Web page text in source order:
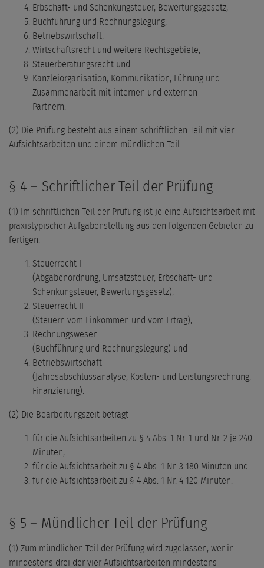
Erbschaft- und Schenkungsteuer, Bewertungsgesetz,
Buchführung und Rechnungslegung,
Betriebswirtschaft,
Wirtschaftsrecht und weitere Rechtsgebiete,
Steuerberatungsrecht und
Kanzleiorganisation, Kommunikation, Führung und
Zusammenarbeit mit internen und externen
Partnern.
(2) Die Prüfung besteht aus einem schriftlichen Teil mit vier
Aufsichtsarbeiten und einem mündlichen Teil.
§ 4 – Schriftlicher Teil der Prüfung
(1) Im schriftlichen Teil der Prüfung ist je eine Aufsichtsarbeit mit
praxistypischer Aufgabenstellung aus den folgenden Gebieten zu
fertigen:
Steuerrecht I
(Abgabenordnung, Umsatzsteuer, Erbschaft- und
Schenkungsteuer, Bewertungsgesetz),
Steuerrecht II
(Steuern vom Einkommen und vom Ertrag),
Rechnungswesen
(Buchführung und Rechnungslegung) und
Betriebswirtschaft
(Jahresabschlussanalyse, Kosten- und Leistungsrechnung,
Finanzierung).
(2) Die Bearbeitungszeit beträgt
für die Aufsichtsarbeiten zu § 4 Abs. 1 Nr. 1 und Nr. 2 je 240
Minuten,
für die Aufsichtsarbeit zu § 4 Abs. 1 Nr. 3 180 Minuten und
für die Aufsichtsarbeit zu § 4 Abs. 1 Nr. 4 120 Minuten.
§ 5 – Mündlicher Teil der Prüfung
(1) Zum mündlichen Teil der Prüfung wird zugelassen, wer in
mindestens drei der vier Aufsichtsarbeiten mindestens